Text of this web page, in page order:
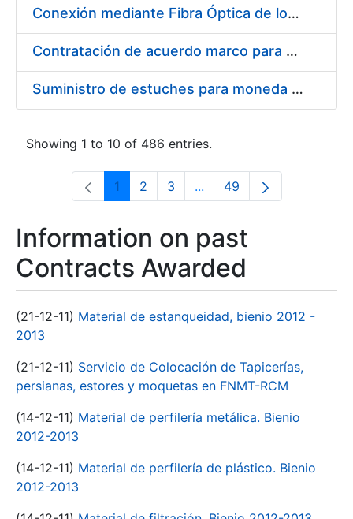
Conexión mediante Fibra Óptica de los Centros de Proceso de Datos (CPDs) de las sedes de la FNMT-RCM de Burgos y Madrid
Contratación de acuerdo marco para el Suministro de Material de Electricidad para la Fábrica Nacional de Moneda y Timbre-Real Casa de la Moneda en su centro de trabajo de Burgos
Suministro de estuches para moneda de 30 €
Showing 1 to 10 of 486 entries.
Page
1 Page
2 Page
3 ...Intermediate Pages Use
Page
49
Information on past
Contracts Awarded
(21-12-11) Material de estanqueidad, bienio 2012 -
2013
(21-12-11) Servicio de Colocación de Tapicerías,
persianas, estores y moquetas en FNMT-RCM
(14-12-11) Material de perfilería metálica. Bienio
2012-2013
(14-12-11) Material de perfilería de plástico. Bienio
2012-2013